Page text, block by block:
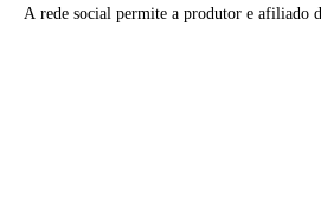
A rede social permite a produtor e afiliado